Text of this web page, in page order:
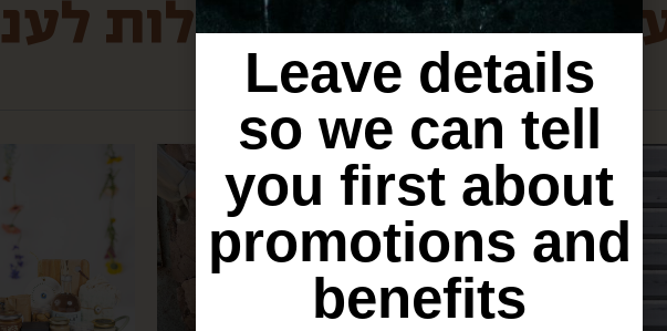
מירושלים שיכולות
Leave details
so we can tell
you first about
promotions and
benefits